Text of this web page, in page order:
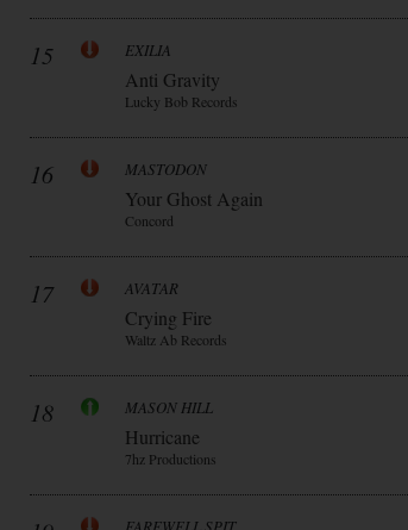
15 EXILIA
Anti Gravity
Lucky Bob Records
16 MASTODON
Your Ghost Again
Concord
17 AVATAR
Crying Fire
Waltz Ab Records
18 MASON HILL
Hurricane
7hz Productions